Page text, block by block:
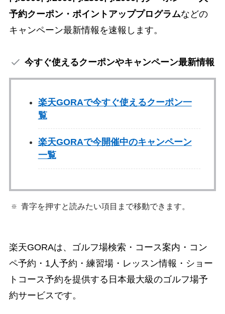
予約クーポン・ポイントアッププログラムなどの
キャンペーン最新情報を速報します。
今すぐ使えるクーポンやキャンペーン最新情報
楽天GORAで今すぐ使えるクーポン一
覧
楽天GORAで今開催中のキャンペーン
一覧
青字を押すと読みたい項目まで移動できます。
楽天GORAは、ゴルフ場検索・コース案内・コン
ペ予約・1人予約・練習場・レッスン情報・ショー
トコース予約を提供する日本最大級のゴルフ場予
約サービスです。